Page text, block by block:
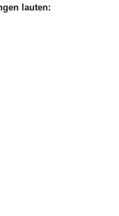
lauten: